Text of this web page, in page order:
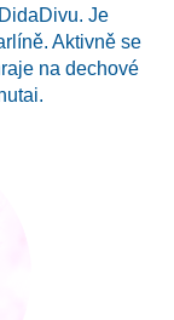
Je
Aktivně se
na dechové